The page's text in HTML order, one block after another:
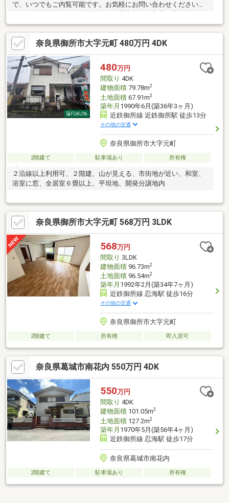
で、いつでもご内覧可能です。お気軽にお問い合わせください。
床下収納、システムキッチン、浴室に窓、平坦地
奈良県御所市大字元町 480万円 4DK
480万円
間取り 4DK
建物面積79.78m2
土地面積67.91m2
築年月 1990年6月(築36年3ヶ月)
近鉄御所線 近鉄御所駅 徒歩13分
その他の交通
奈良県御所市大字元町
2階建て 駐車場あり 所有権
２沿線以上利用可、２階建、山が見える、市街地が近い、和室、
浴室に窓、全居室６畳以上、平坦地、開発分譲地内
奈良県御所市大字元町 568万円 3LDK
568万円
間取り 3LDK
建物面積96.73m2
土地面積96.54m2
築年月 1992年2月(築34年7ヶ月)
近鉄御所線 忍海駅 徒歩16分
その他の交通
奈良県御所市大字元町
2階建て 所有権 即入居可
奈良県葛城市南花内 550万円 4DK
550万円
間取り 4DK
建物面積101.05m2
土地面積127.2m2
築年月 1970年5月(築56年4ヶ月)
近鉄御所線 忍海駅 徒歩17分
奈良県葛城市南花内
2階建て 駐車場あり 所有権